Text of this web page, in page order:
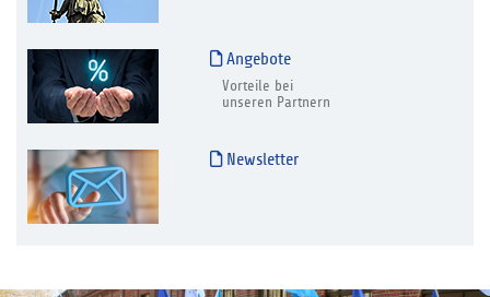
Angebote
Vorteile bei
unseren Partnern
Newsletter